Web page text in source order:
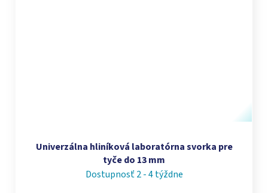
Univerzálna hliníková laboratórna svorka pre
tyče do 13 mm
Dostupnosť 2 - 4 týždne